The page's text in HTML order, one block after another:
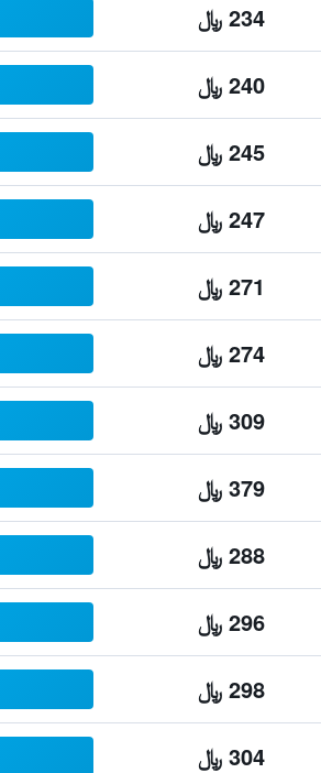
234 ﷼
240 ﷼
245 ﷼
247 ﷼
271 ﷼
274 ﷼
309 ﷼
379 ﷼
288 ﷼
296 ﷼
298 ﷼
304 ﷼